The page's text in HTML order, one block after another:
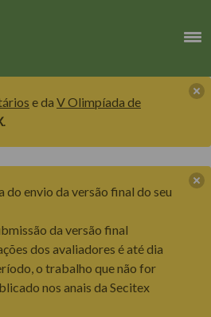
e da V Olimpíada de
.
do envio da versão final do seu
da versão final
dos avaliadores é até dia
o trabalho que não for
nos anais da Secitex